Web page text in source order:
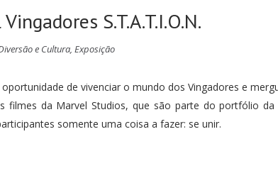
S.T.A.T.I.O.N.
e Cultura, Exposição
de vivenciar o mundo dos Vingadores e
filmes da Marvel Studios, que são parte do portfólio da
somente uma coisa a fazer: se unir.